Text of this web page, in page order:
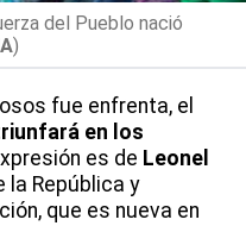
del Pueblo nació
)
fue enfrenta, el
en los
es de Leonel
la República y
que es nueva en